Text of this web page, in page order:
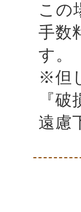
この
手数
す。
※但
『
遠慮